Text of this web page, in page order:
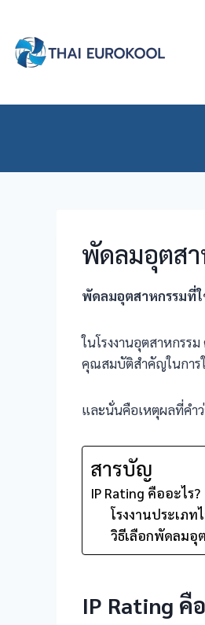
content
พัดลมอุตส
พัดลมอุตสาหกรรมที่ใ
ในโรงงานอุตสาหกร
คุณสมบัติสำคัญในการ
และนั่นคือเหตุผลที่คำ
สารบัญ
IP Rating คืออะไร?
โรงงานประเภ
วิธีเลือกพัดลมอุ
IP Rating คื